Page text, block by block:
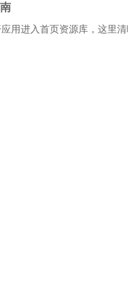
用进入首页资源库，这里